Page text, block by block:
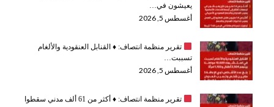
يعيشون في…
أغسطس 5, 2026
تقرير منظمة انتصاف: ♦️القنابل العنقودية والألغام
تسببت…
أغسطس 5, 2026
تقرير منظمة انتصاف: ♦️
أكثر من 61 ألف مدني سقطوا